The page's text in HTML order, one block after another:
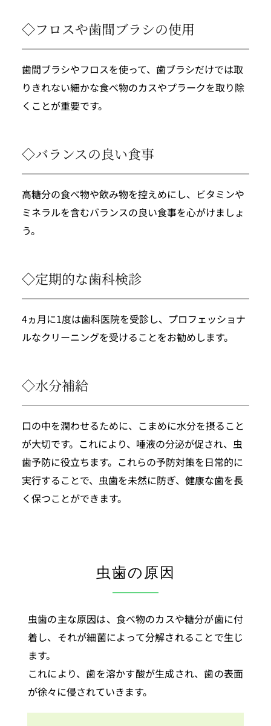
◇フロスや歯間ブラシの使用
歯間ブラシやフロスを使って、歯ブラシだけでは取
りきれない細かな食べ物のカスやプラークを取り除
くことが重要です。
◇バランスの良い食事
高糖分の食べ物や飲み物を控えめにし、ビタミンや
ミネラルを含むバランスの良い食事を心がけましょ
う。
◇定期的な歯科検診
4ヵ月に1度は歯科医院を受診し、プロフェッショナ
ルなクリーニングを受けることをお勧めします。
◇水分補給
口の中を潤わせるために、こまめに水分を摂ること
が大切です。これにより、唾液の分泌が促され、虫
歯予防に役立ちます。これらの予防対策を日常的に
実行することで、虫歯を未然に防ぎ、健康な歯を長
く保つことができます。
虫歯の原因
虫歯の主な原因は、食べ物のカスや糖分が歯に付
着し、それが細菌によって分解されることで生じ
ます。
これにより、歯を溶かす酸が生成され、歯の表面
が徐々に侵されていきます。